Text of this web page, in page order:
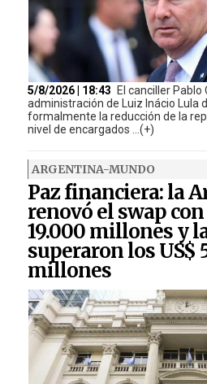
5/8/2026 | 18:43
El canciller
administración de Luiz Inácio Lula
formalmente la reducción de la
nivel de encargados ...(+)
ARGENTINA-MUNDO
Paz financiera: la
renovó el swap
19.000 millones y
superaron los US$
millones